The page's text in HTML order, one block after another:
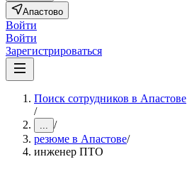
Апастово
Войти
Войти
Зарегистрироваться
Поиск сотрудников в Апастове
/
... /
резюме в Апастове/
инженер ПТО